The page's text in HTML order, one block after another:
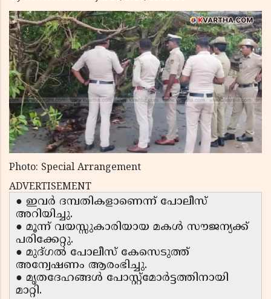
Photo: Special Arrangement
ADVERTISEMENT
● ഇവർ ദമ്പതികളാണെന്ന് പോലീസ്
അറിയിച്ചു.
● മൂന്ന് വയസ്സുകാരിയായ മകൾ സൗജന്യക്ക്
പരിക്കേറ്റു.
● മുദ്ഗൽ പോലീസ് കേസെടുത്ത്
അന്വേഷണം ആരംഭിച്ചു.
● മൃതദേഹങ്ങൾ പോസ്റ്റ്‌മോർട്ടത്തിനായി
മാറ്റി.